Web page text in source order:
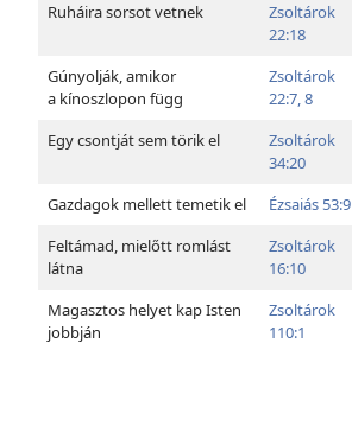
Ruháira sorsot vetnek
Zsoltárok
22:18
Gúnyolják, amikor
a kínoszlopon függ
Zsoltárok
22:7, 8
Egy csontját sem törik el
Zsoltárok
34:20
Gazdagok mellett temetik el Ézsaiás 53:9
Feltámad, mielőtt romlást
látna
Zsoltárok
16:10
Magasztos helyet kap Isten
jobbján
Zsoltárok
110:1